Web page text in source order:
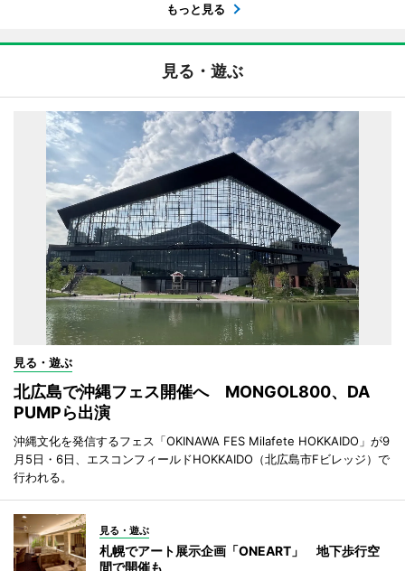
もっと見る
見る・遊ぶ
見る・遊ぶ
北広島で沖縄フェス開催へ MONGOL800、DA
PUMPら出演
沖縄文化を発信するフェス「OKINAWA FES Milafete HOKKAIDO」が9
月5日・6日、エスコンフィールドHOKKAIDO（北広島市Fビレッジ）で
行われる。
見る・遊ぶ
札幌でアート展示企画「ONEART」 地下歩行空
間で開催も